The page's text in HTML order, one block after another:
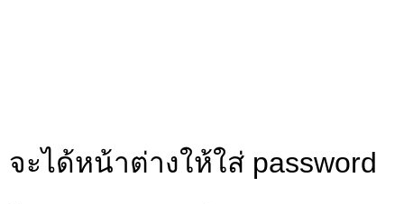
จะได้หน้าต่างให้ใส่ password